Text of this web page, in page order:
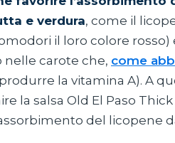
e verdura, come il
il loro colore rosso)
carote che, come
la vitamina A). A
la salsa Old El Paso Thick
del licopene